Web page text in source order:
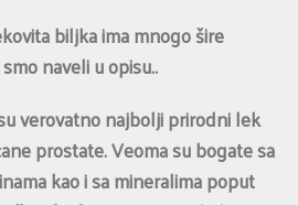
biljka ima mnogo šire
naveli u opisu..
verovatno najbolji prirodni lek
prostate. Veoma su bogate sa
kao i sa mineralima poput